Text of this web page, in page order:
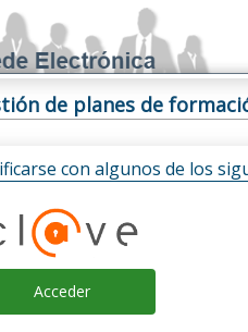
de planes de
con algunos de los
Acceder